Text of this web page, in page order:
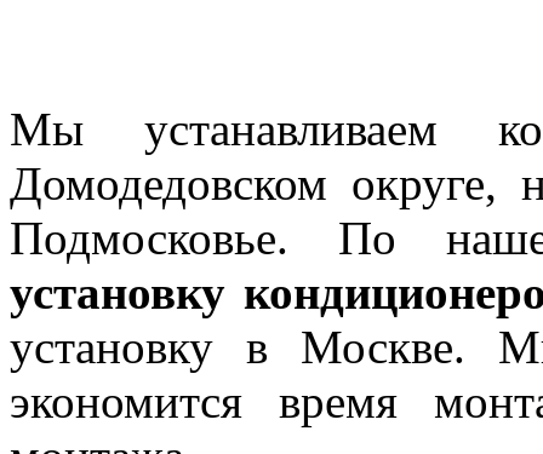
Мы устанавливаем
Домодедовском
Подмосковье. По
установку
установку в Москве.
экономится время